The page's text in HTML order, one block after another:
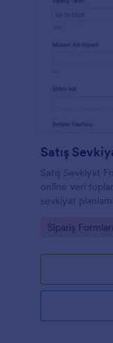
Satış
Satış Sevkiyat
online veri
sevkiyat
Go to Category:
Sipariş Formları